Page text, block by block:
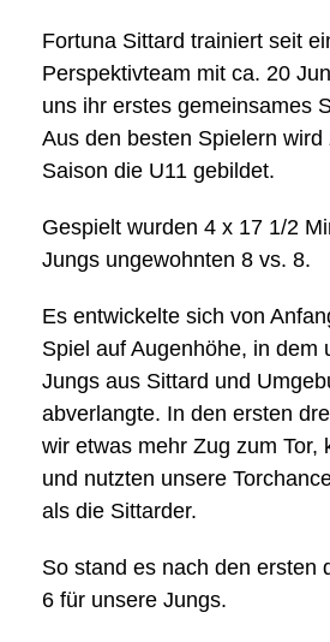
Fortuna Sittard trainiert seit
Perspektivteam mit ca. 20
uns ihr erstes gemeinsames
Aus den besten Spielern wird
Saison die U11 gebildet.
Gespielt wurden 4 x 17 1/2
Jungs ungewohnten 8 vs. 8.
Es entwickelte sich von
Spiel auf Augenhöhe, in dem
Jungs aus Sittard und
abverlangte. In den ersten
wir etwas mehr Zug zum Tor,
und nutzten unsere
als die Sittarder.
So stand es nach den ersten
6 für unsere Jungs.